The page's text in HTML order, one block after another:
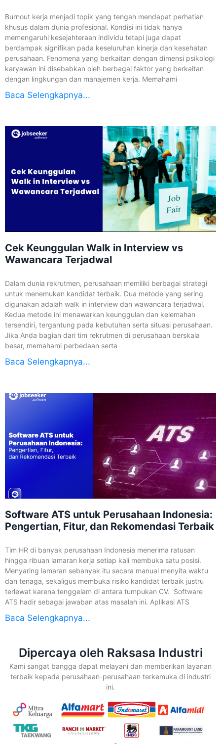
Burnout kerja menjadi topik yang tengah mendapat perhatian
khusus dalam dunia profesional. Kondisi ini tidak hanya
memengaruhi kesejahteraan individu tetapi juga dapat
berdampak signifikan pada keseluruhan kinerja dan kesehatan
perusahaan. Fenomena yang berkaitan dengan dimensi psikologi
karyawan ini disebabkan oleh berbagai faktor yang berkaitan
dengan lingkungan dan manajemen kerja. Memahami
Baca Selengkapnya...
Cek Keunggulan Walk in Interview vs
Wawancara Terjadwal
Dalam dunia rekrutmen, perusahaan memiliki berbagai strategi
untuk menemukan kandidat terbaik. Dua metode yang sering
digunakan adalah walk in interview dan wawancara terjadwal.
Kedua metode ini menawarkan keunggulan dan kelemahan
tersendiri, tergantung pada kebutuhan serta situasi perusahaan.
Jika Anda bagian dari tim rekrutmen di perusahaan berskala
besar, memahami perbedaan serta
Baca Selengkapnya...
Software ATS untuk Perusahaan Indonesia:
Pengertian, Fitur, dan Rekomendasi Terbaik
Tim HR di banyak perusahaan Indonesia menerima ratusan
hingga ribuan lamaran kerja setiap kali membuka satu posisi.
Menyaring lamaran sebanyak itu secara manual menyita waktu
dan tenaga, sekaligus membuka risiko kandidat terbaik justru
terlewat karena tenggelam di antara tumpukan CV. Software
ATS hadir sebagai jawaban atas masalah ini. Aplikasi ATS
Baca Selengkapnya...
Dipercaya oleh Raksasa Industri
Kami sangat bangga dapat melayani dan memberikan layanan
terbaik kepada perusahaan-perusahaan terkemuka di industri
ini.